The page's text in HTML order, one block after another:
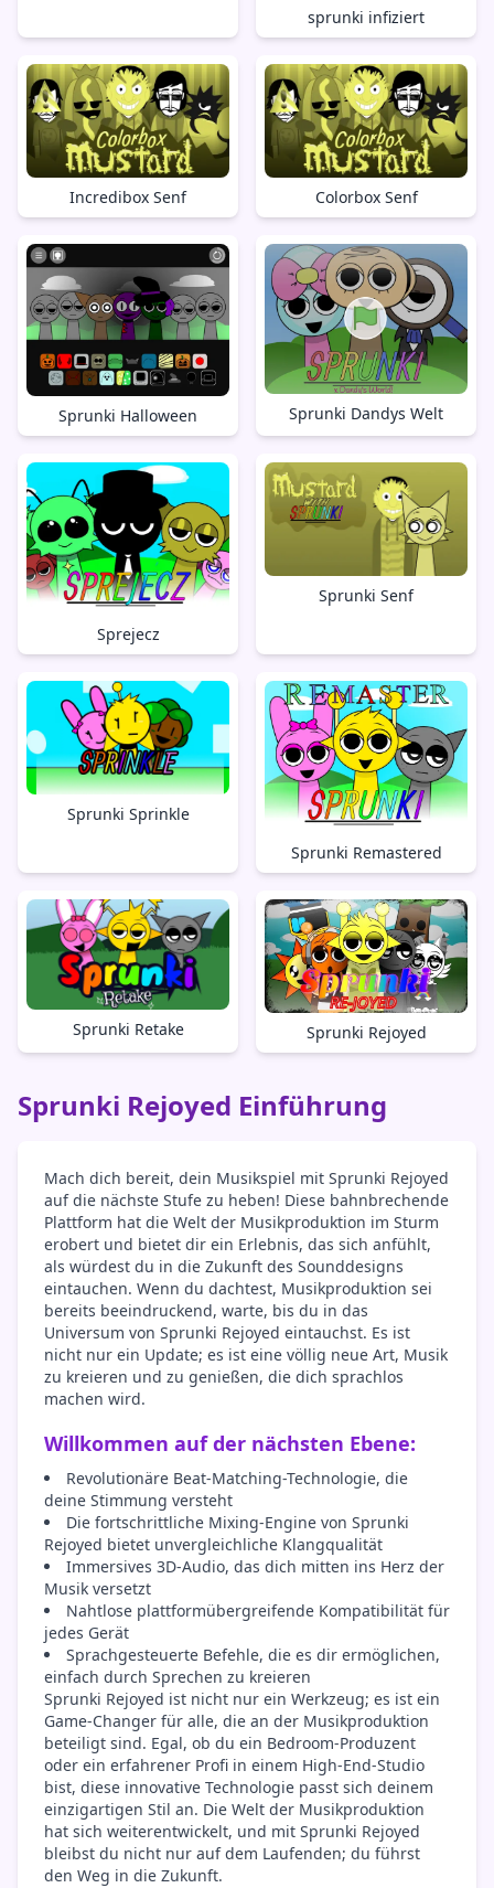
sprunki infiziert
Incredibox Senf Colorbox Senf
Sprunki Halloween Sprunki Dandys Welt
Sprejecz
Sprunki Senf
Sprunki Sprinkle
Sprunki Remastered
Sprunki Retake Sprunki Rejoyed
Sprunki Rejoyed Einführung
Mach dich bereit, dein Musikspiel mit Sprunki Rejoyed
auf die nächste Stufe zu heben! Diese bahnbrechende
Plattform hat die Welt der Musikproduktion im Sturm
erobert und bietet dir ein Erlebnis, das sich anfühlt,
als würdest du in die Zukunft des Sounddesigns
eintauchen. Wenn du dachtest, Musikproduktion sei
bereits beeindruckend, warte, bis du in das
Universum von Sprunki Rejoyed eintauchst. Es ist
nicht nur ein Update; es ist eine völlig neue Art, Musik
zu kreieren und zu genießen, die dich sprachlos
machen wird.
Willkommen auf der nächsten Ebene:
Revolutionäre Beat-Matching-Technologie, die
deine Stimmung versteht
Die fortschrittliche Mixing-Engine von Sprunki
Rejoyed bietet unvergleichliche Klangqualität
Immersives 3D-Audio, das dich mitten ins Herz der
Musik versetzt
Nahtlose plattformübergreifende Kompatibilität für
jedes Gerät
Sprachgesteuerte Befehle, die es dir ermöglichen,
einfach durch Sprechen zu kreieren
Sprunki Rejoyed ist nicht nur ein Werkzeug; es ist ein
Game-Changer für alle, die an der Musikproduktion
beteiligt sind. Egal, ob du ein Bedroom-Produzent
oder ein erfahrener Profi in einem High-End-Studio
bist, diese innovative Technologie passt sich deinem
einzigartigen Stil an. Die Welt der Musikproduktion
hat sich weiterentwickelt, und mit Sprunki Rejoyed
bleibst du nicht nur auf dem Laufenden; du führst
den Weg in die Zukunft.